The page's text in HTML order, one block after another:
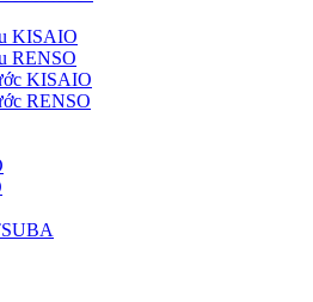
KISAIO
RENSO
KISAIO
RENSO